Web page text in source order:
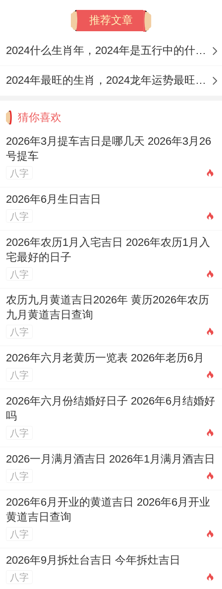
推荐文章
2024什么生肖年，2024年是五行中的什么生肖年份
2024年最旺的生肖，2024龙年运势最旺的4个生肖
猜你喜欢
2026年3月提车吉日是哪几天 2026年3月26
号提车
八字
2026年6月生日吉日
八字
2026年农历1月入宅吉日 2026年农历1月入
宅最好的日子
八字
农历九月黄道吉日2026年 黄历2026年农历
九月黄道吉日查询
八字
2026年六月老黄历一览表 2026年老历6月
八字
2026年六月份结婚好日子 2026年6月结婚好
吗
八字
2026一月满月酒吉日 2026年1月满月酒吉日
八字
2026年6月开业的黄道吉日 2026年6月开业
黄道吉日查询
八字
2026年9月拆灶台吉日 今年拆灶吉日
八字